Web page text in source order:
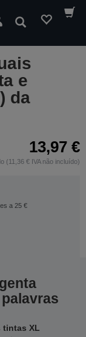
Pesquisar
e
da
13,97 €
(11,36 € IVA não incluído)
a 25 €
tintas XL